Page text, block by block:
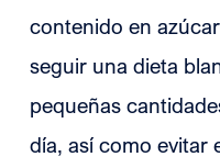
contenido en
seguir una dieta
pequeñas
día, así como evitar